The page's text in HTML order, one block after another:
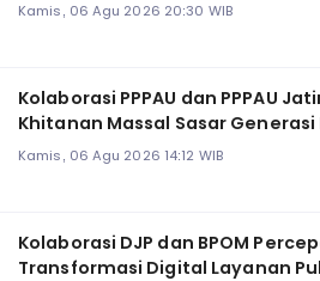
Kamis, 06 Agu 2026 20:30 WIB
Kolaborasi PPPAU dan PPPAU
Khitanan Massal Sasar Generasi
Kamis, 06 Agu 2026 14:12 WIB
Kolaborasi DJP dan BPOM
Transformasi Digital Layanan